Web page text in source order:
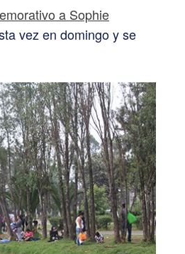
a Sophie
vez en domingo y se